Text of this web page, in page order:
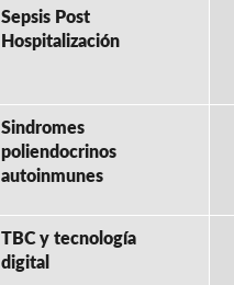
Sepsis Post
Hospitalización
Sindromes
poliendocrinos
autoinmunes
TBC y tecnología
digital